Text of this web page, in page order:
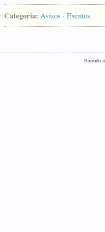
Categoria: Avisos · Eventos
Baseado